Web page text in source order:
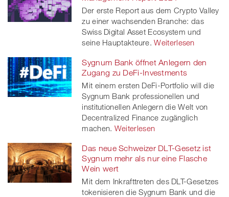
Der erste Report aus dem Crypto Valley
zu einer wachsenden Branche: das
Swiss Digital Asset Ecosystem und
seine Hauptakteure. Weiterlesen
Sygnum Bank öffnet Anlegern den
Zugang zu DeFi-Investments
Mit einem ersten DeFi-Portfolio will die
Sygnum Bank professionellen und
institutionellen Anlegern die Welt von
Decentralized Finance zugänglich
machen. Weiterlesen
Das neue Schweizer DLT-Gesetz ist
Sygnum mehr als nur eine Flasche
Wein wert
Mit dem Inkrafttreten des DLT-Gesetzes
tokenisieren die Sygnum Bank und die